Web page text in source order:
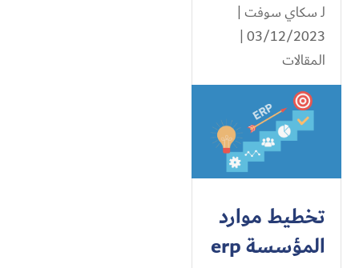
لـسكاي سوفت |
03/12/2023 |
المقالات
تخطيط موارد
المؤسسة erp